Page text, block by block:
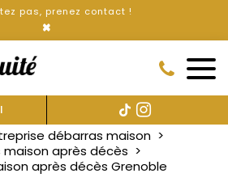
pas, prenez contact !
×
débarras maison
maison après décès
après décès Grenoble